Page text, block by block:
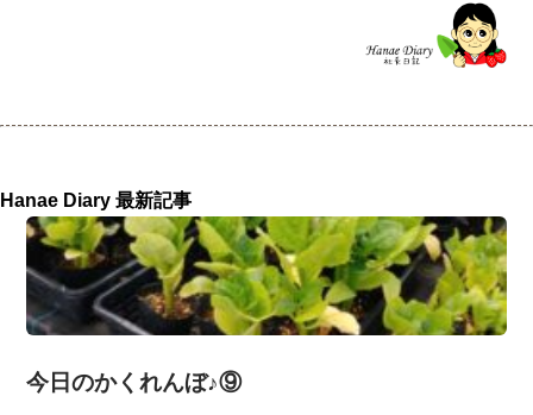
Hanae Diary 最新記事
今日のかくれんぼ♪⑨